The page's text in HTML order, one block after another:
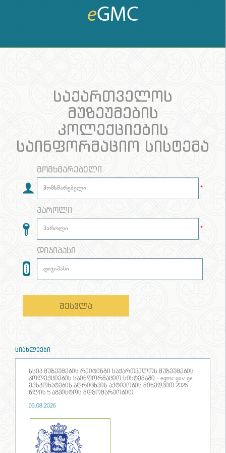
საქართველოს
მუზეუმების
კოლექციების
საინფორმაციო სისტემა
მომხმარებელი
*
პაროლი
*
დიჯიპასი
შესვლა
სიახლეები
სსიპ მუზეუმების რეიტინგი საქართველოს მუზეუმების
კოლექციების საინფორმაციო სისტემაში - egmc.gov.ge
ექსპონატების აღრიცხვის აქტივობის მიხედვით 2026
წლის 5 აგვისტოს მდგომარეობით
05.08.2026